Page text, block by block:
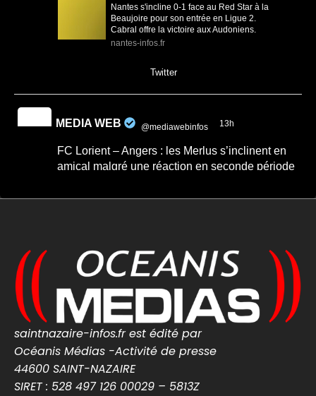
Nantes s'incline 0-1 face au Red Star à la
Beaujoire pour son entrée en Ligue 2.
Cabral offre la victoire aux Audoniens.
nantes-infos.fr
Twitter
MEDIA WEB @mediawebinfos 13h
FC Lorient – Angers : les Merlus s’inclinent en
amical malgré une réaction en seconde période
Résumé, buts et réacti...
lorient-infos.fr
Twitter
MEDIA WEB @mediawebinfos ·
Une arnaque aux faux agents refait surface en
Loire-Atlantique : la police appelle à la vigilance
saintnazaire-infos.fr est édité par
Océanis Médias -Activité de presse
44600 SAINT-NAZAIRE
SIRET : 528 497 126 00029 – 5813Z